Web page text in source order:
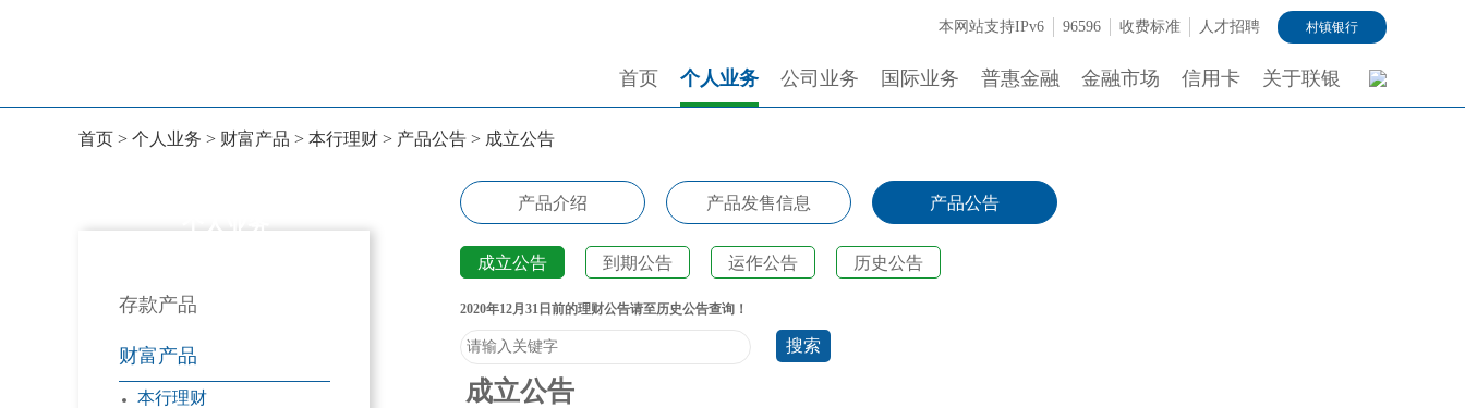
本网站支持IPv6 96596 收费标准 人才招聘 村镇银行
首页 个人业务 公司业务 国际业务 普惠金融 金融市场 信用卡 关于联银
首页 > 个人业务 > 财富产品 > 本行理财 > 产品公告 > 成立公告
个人业务
存款产品
财富产品
本行理财
产品介绍 产品发售信息 产品公告
成立公告 到期公告 运作公告 历史公告
2020年12月31日前的理财公告请至历史公告查询！
成立公告